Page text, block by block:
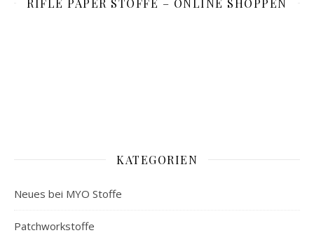
RIFLE PAPER STOFFE – ONLINE SHOPPEN
KATEGORIEN
Neues bei MYO Stoffe
Patchworkstoffe